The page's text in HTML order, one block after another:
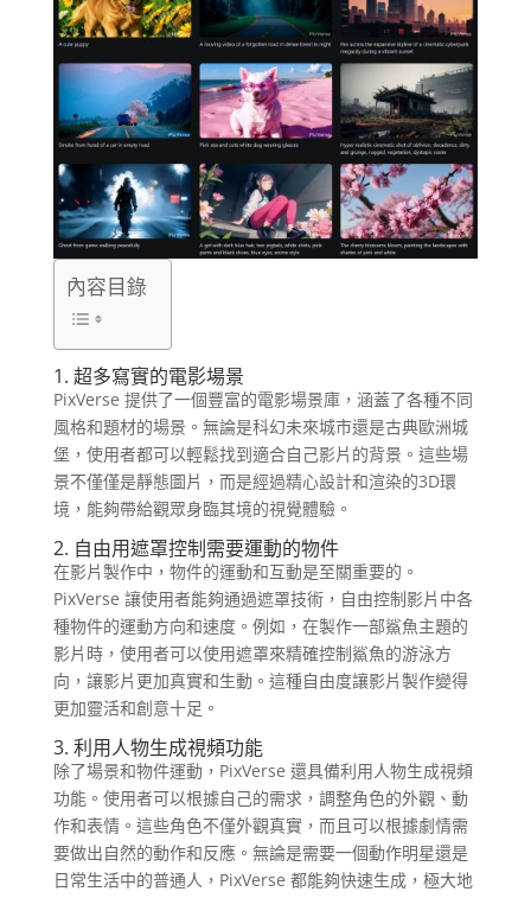
內容目錄
1. 超多寫實的電影場景
PixVerse 提供了一個豐富的電影場景庫，涵蓋了各種不同
風格和題材的場景。無論是科幻未來城市還是古典歐洲城
堡，使用者都可以輕鬆找到適合自己影片的背景。這些場
景不僅僅是靜態圖片，而是經過精心設計和渲染的3D環
境，能夠帶給觀眾身臨其境的視覺體驗。
2. 自由用遮罩控制需要運動的物件
在影片製作中，物件的運動和互動是至關重要的。
PixVerse 讓使用者能夠通過遮罩技術，自由控制影片中各
種物件的運動方向和速度。例如，在製作一部鯊魚主題的
影片時，使用者可以使用遮罩來精確控制鯊魚的游泳方
向，讓影片更加真實和生動。這種自由度讓影片製作變得
更加靈活和創意十足。
3. 利用人物生成視頻功能
除了場景和物件運動，PixVerse 還具備利用人物生成視頻
功能。使用者可以根據自己的需求，調整角色的外觀、動
作和表情。這些角色不僅外觀真實，而且可以根據劇情需
要做出自然的動作和反應。無論是需要一個動作明星還是
日常生活中的普通人，PixVerse 都能夠快速生成，極大地